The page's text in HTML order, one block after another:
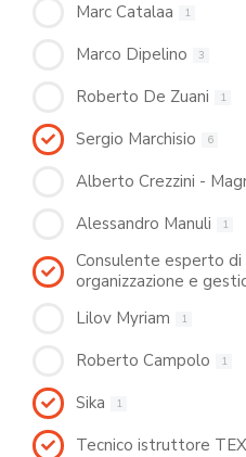
Marc Catalaa 1
Marco Dipelino 3
Roberto De Zuani 1
Sergio Marchisio 6
Alberto Crezzini -
Alessandro Manuli 1
Consulente esperto di
organizzazione e
Lilov Myriam 1
Roberto Campolo 1
Sika 1
Tecnico istruttore